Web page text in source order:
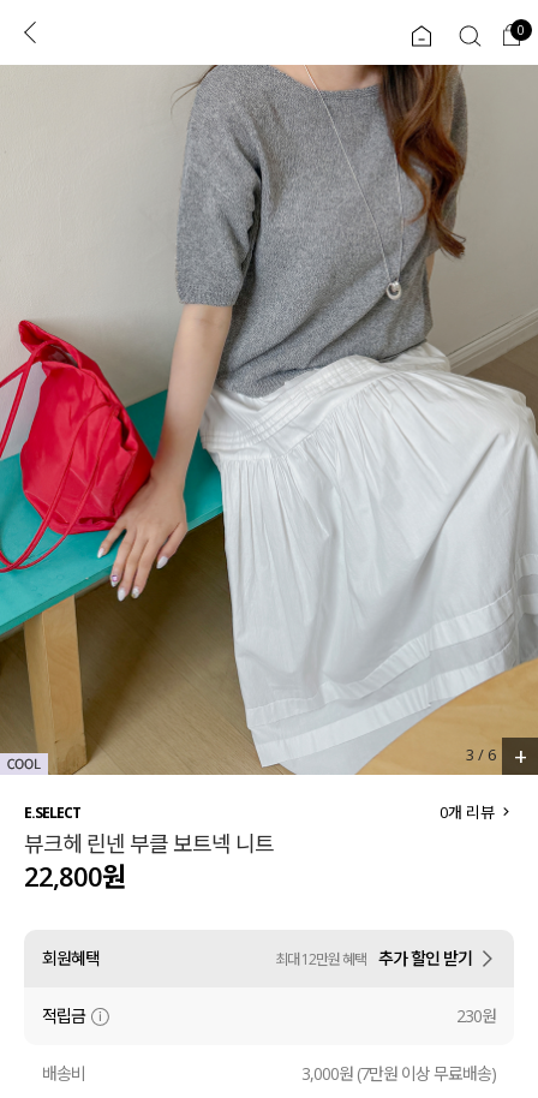
로그인 0
ENG
TW
JP
리뷰 & 혜택 플러스핏 회원혜택
CATEGORY COMMUNITY
도착보장⚡
인플루언서 pick!
신상 5%
베스트
MADE
세트할인 ~30%
하객룩
살안타템
110사이즈
티셔츠
셔츠
원피스
니트
ALL
익스클루시브
아우터
티셔츠
0
3 / 6 +
E.SELECT
뷰크헤 린넨 부클 보트넥 니트
0개 리뷰
22,800원
회원혜택 최대 12만원 혜택 추가 할인 받기
적립금 230원
배송비 3,000원 (7만원 이상 무료배송)